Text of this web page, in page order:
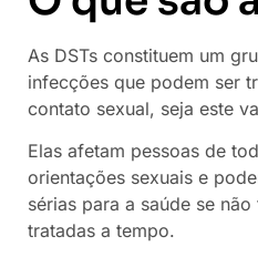
As DSTs constituem um
infecções que podem ser
contato sexual, seja este
Elas afetam pessoas de
orientações sexuais e
sérias para a saúde se
tratadas a tempo.